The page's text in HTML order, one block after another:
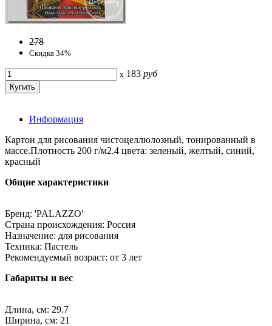
278
Скидка 34%
x 183 руб
Информация
Картон для рисования чистоцеллюлозный, тонированный в
массе.Плотность 200 г/м2.4 цвета: зеленый, желтый, синий,
красный
Общие характеристики
Бренд: 'PALAZZO'
Страна происхождения: Россия
Назначение: для рисования
Техника: Пастель
Рекомендуемый возраст: от 3 лет
Габариты и вес
Длина, см: 29.7
Ширина, см: 21